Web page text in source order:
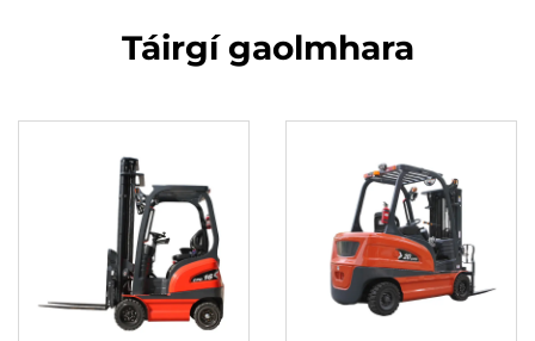
Táirgí gaolmhara